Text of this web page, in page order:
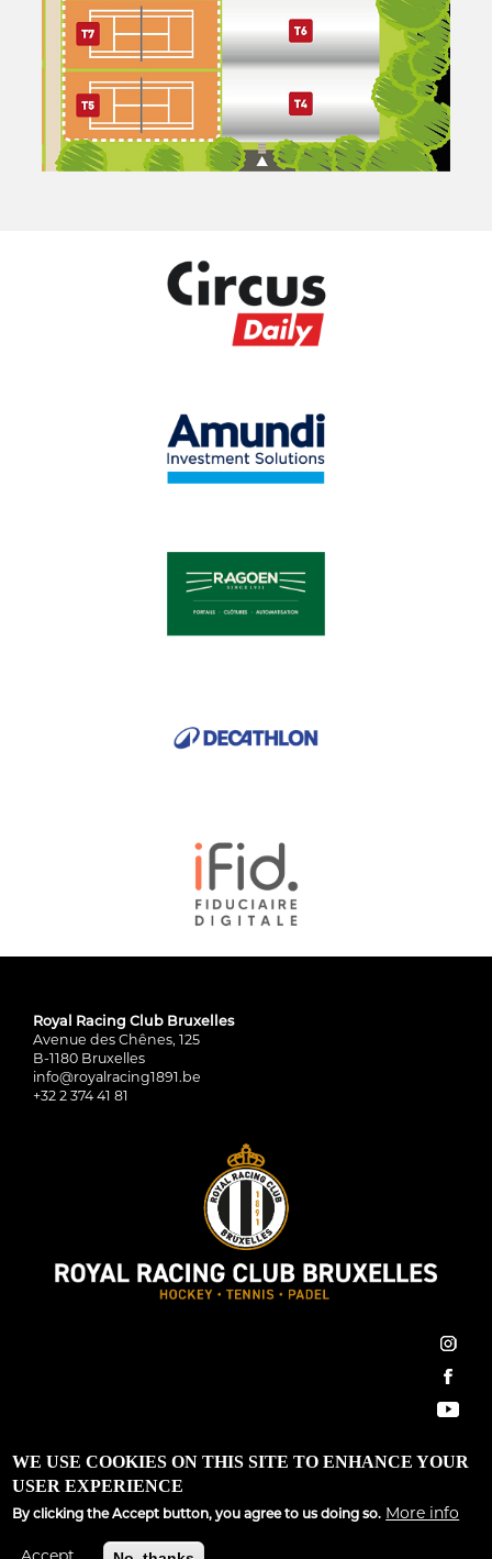
Royal Racing Club Bruxelles
Avenue des Chênes, 125
B-1180 Bruxelles
info@royalracing1891.be
+32 2 374 41 81
Royal Racing Club Bruxelles ©2022 All Rights Reserved
Conditions générales|
Site développé parSpargo Communications
WE USE COOKIES ON THIS SITE TO ENHANCE YOUR
USER EXPERIENCE
By clicking the Accept button, you agree to us doing so. More info